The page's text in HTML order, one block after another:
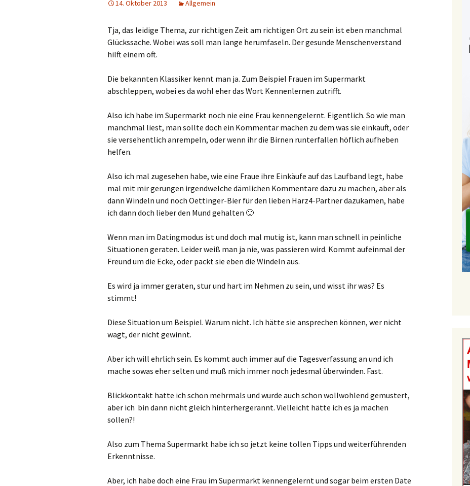
14. Oktober 2013 Allgemein
Tja, das leidige Thema, zur richtigen Zeit am richtigen Ort zu sein ist eben manchmal
Glückssache. Wobei was soll man lange herumfaseln. Der gesunde Menschenverstand
hilft einem oft.
Die bekannten Klassiker kennt man ja. Zum Beispiel Frauen im Supermarkt
abschleppen, wobei es da wohl eher das Wort Kennenlernen zutrifft.
Also ich habe im Supermarkt noch nie eine Frau kennengelernt. Eigentlich. So wie man
manchmal liest, man sollte doch ein Kommentar machen zu dem was sie einkauft, oder
sie versehentlich anrempeln, oder wenn ihr die Birnen runterfallen höflich aufheben
helfen.
Also ich mal zugesehen habe, wie eine Fraue ihre Einkäufe auf das Laufband legt, habe
mal mit mir gerungen irgendwelche dämlichen Kommentare dazu zu machen, aber als
dann Windeln und noch Oettinger-Bier für den lieben Harz4-Partner dazukamen, habe
ich dann doch lieber den Mund gehalten 🙂
Wenn man im Datingmodus ist und doch mal mutig ist, kann man schnell in peinliche
Situationen geraten. Leider weiß man ja nie, was passieren wird. Kommt aufeinmal der
Freund um die Ecke, oder packt sie eben die Windeln aus.
Es wird ja immer geraten, stur und hart im Nehmen zu sein, und wisst ihr was? Es
stimmt!
Diese Situation um Beispiel. Warum nicht. Ich hätte sie ansprechen können, wer nicht
wagt, der nicht gewinnt.
Aber ich will ehrlich sein. Es kommt auch immer auf die Tagesverfassung an und ich
mache sowas eher selten und muß mich immer noch jedesmal überwinden. Fast.
Blickkontakt hatte ich schon mehrmals und wurde auch schon wollwohlend gemustert,
aber ich bin dann nicht gleich hinterhergerannt. Vielleicht hätte ich es ja machen
sollen?!
Also zum Thema Supermarkt habe ich so jetzt keine tollen Tipps und weiterführenden
Erkenntnisse.
Aber, ich habe doch eine Frau im Supermarkt kennengelernt und sogar beim ersten Date